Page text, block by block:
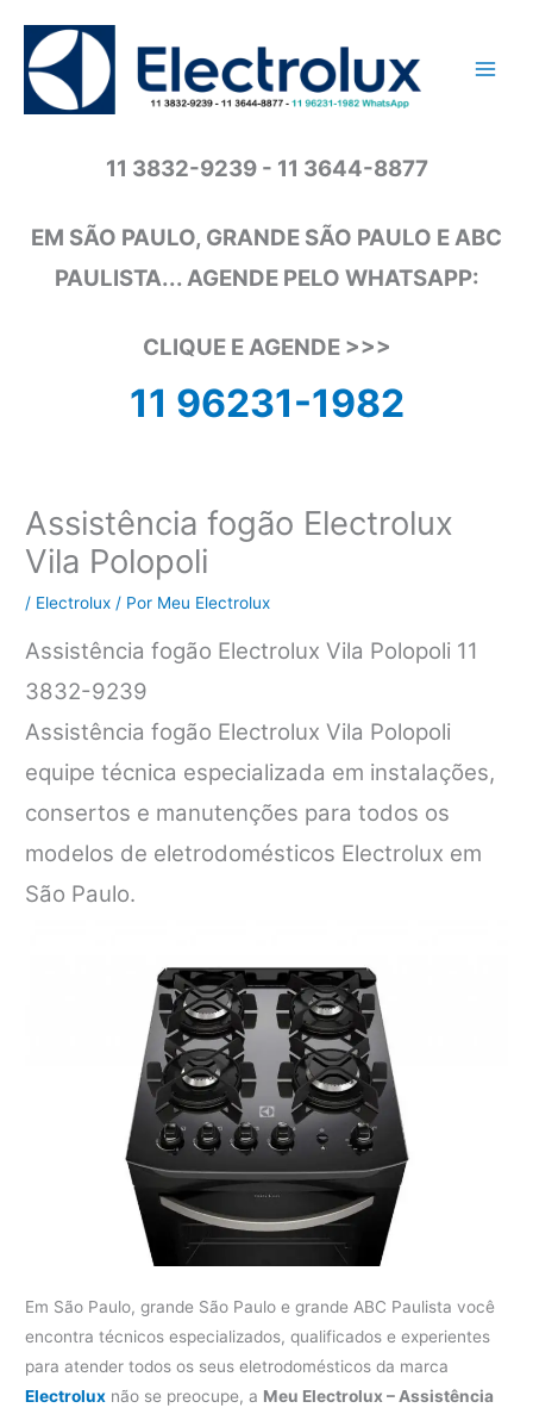
conteúdo
11 3832-9239 - 11 3644-8877
EM SÃO PAULO, GRANDE SÃO PAULO E ABC
PAULISTA... AGENDE PELO WHATSAPP:
CLIQUE E AGENDE >>>
11 96231-1982
Assistência fogão Electrolux
Vila Polopoli
/ Electrolux / Por Meu Electrolux
Assistência fogão Electrolux Vila Polopoli 11
3832-9239
Assistência fogão Electrolux Vila Polopoli
equipe técnica especializada em instalações,
consertos e manutenções para todos os
modelos de eletrodomésticos Electrolux em
São Paulo.
Em São Paulo, grande São Paulo e grande ABC Paulista você
encontra técnicos especializados, qualificados e experientes
para atender todos os seus eletrodomésticos da marca
Electrolux não se preocupe, a Meu Electrolux – Assistência